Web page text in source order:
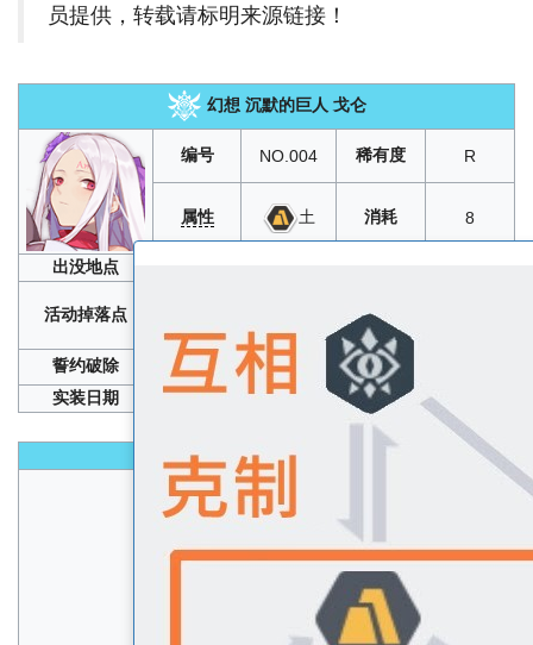
员提供，转载请标明来源链接！
幻想 沉默的巨人 戈仑
编号 NO.004 稀有度 R
属性 土 消耗 8
出没地点
活动掉落点 3-3/3-4
苍色的试炼：
EXTRA
誓约破除
4
、2
实装日期
2018年09月20日
性能
速度
C
物攻
物防